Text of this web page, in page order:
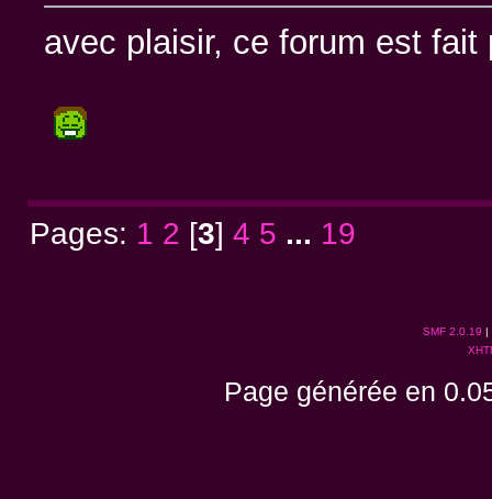
avec plaisir, ce forum est fait
Pages: 1 2 [3]4 5 ... 19
SMF 2.0.19 |
Page générée en